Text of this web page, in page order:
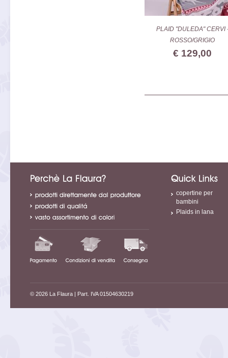
PLAID "DULEDA" CERVI
ROSSO/GRIGIO
€ 129,00
copertine per
bambini
Plaids in lana
© 2026 La Flaura| Part. IVA 01504630219